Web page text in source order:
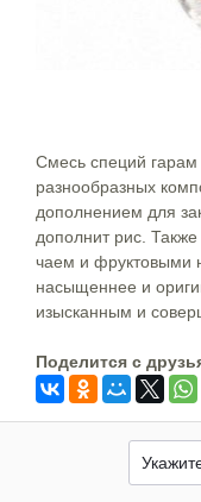
Смесь специй
разнообразных
дополнением для
дополнит рис.
чаем и фруктовыми
насыщеннее и
изысканным и
Поделится c